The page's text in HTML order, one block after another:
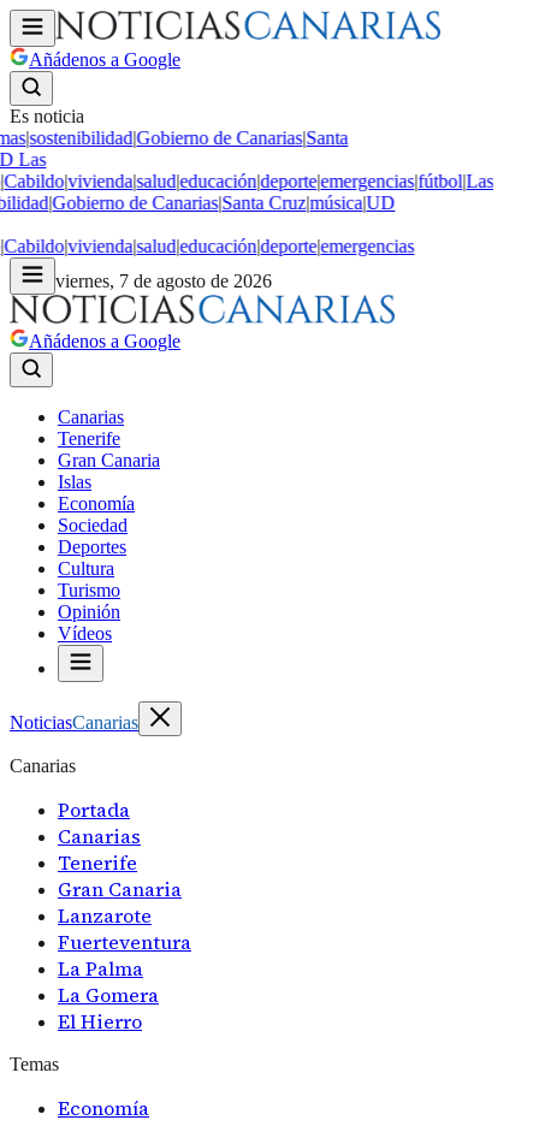
Añádenos a Google
Es noticia
|sostenibilidad|Gobierno de Canarias|Santa
Las
Cabildo|vivienda|salud|educación|deporte|emergencias|fútbol|Las
|Gobierno de Canarias|Santa Cruz|música|UD
Cabildo|vivienda|salud|educación|deporte|emergencias
viernes, 7 de agosto de 2026
Añádenos a Google
Canarias
Tenerife
Gran Canaria
Islas
Economía
Sociedad
Deportes
Cultura
Turismo
Opinión
Vídeos
NoticiasCanarias
Canarias
Portada
Canarias
Tenerife
Gran Canaria
Lanzarote
Fuerteventura
La Palma
La Gomera
El Hierro
Temas
Economía